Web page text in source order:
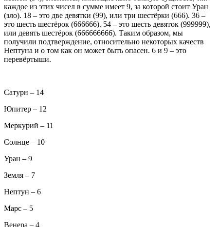
каждое из этих чисел в сумме имеет 9, за которой стоит Уран
(зло). 18 – это две девятки (99), или три шестёрки (666). 36 –
это шесть шестёрок (666666). 54 – это шесть девяток (999999),
или девять шестёрок (666666666). Таким образом, мы
получили подтверждение, относительно некоторых качеств
Нептуна и о том как он может быть опасен. 6 и 9 – это
перевёртыши.
Сатурн – 14
Юпитер – 12
Меркурий – 11
Солнце – 10
Уран – 9
Земля – 7
Нептун – 6
Марс – 5
Венера – 4